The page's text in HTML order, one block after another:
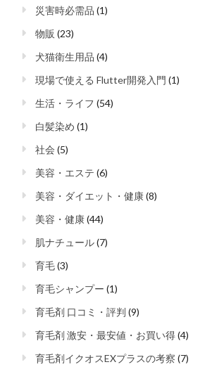
災害時必需品 (1)
物販 (23)
犬猫衛生用品 (4)
現場で使える Flutter開発入門 (1)
生活・ライフ (54)
白髪染め (1)
社会 (5)
美容・エステ (6)
美容・ダイエット・健康(8)
美容・健康(44)
肌ナチュール(7)
育毛(3)
育毛シャンプー (1)
育毛剤 口コミ・評判 (9)
育毛剤 激安・最安値・お買い得(4)
育毛剤イクオスEXプラスの考察 (7)